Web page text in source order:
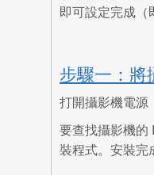
即可設定完成（
步驟一：將
打開攝影機電源
要查找攝影機的
裝程式。安裝完